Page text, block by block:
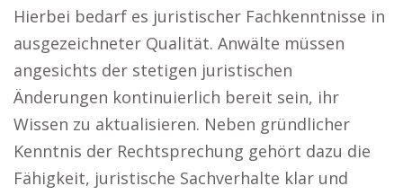
Hierbei bedarf es juristischer Fachkenntnisse in
ausgezeichneter Qualität. Anwälte müssen
angesichts der stetigen juristischen
Änderungen kontinuierlich bereit sein, ihr
Wissen zu aktualisieren. Neben gründlicher
Kenntnis der Rechtsprechung gehört dazu die
Fähigkeit, juristische Sachverhalte klar und